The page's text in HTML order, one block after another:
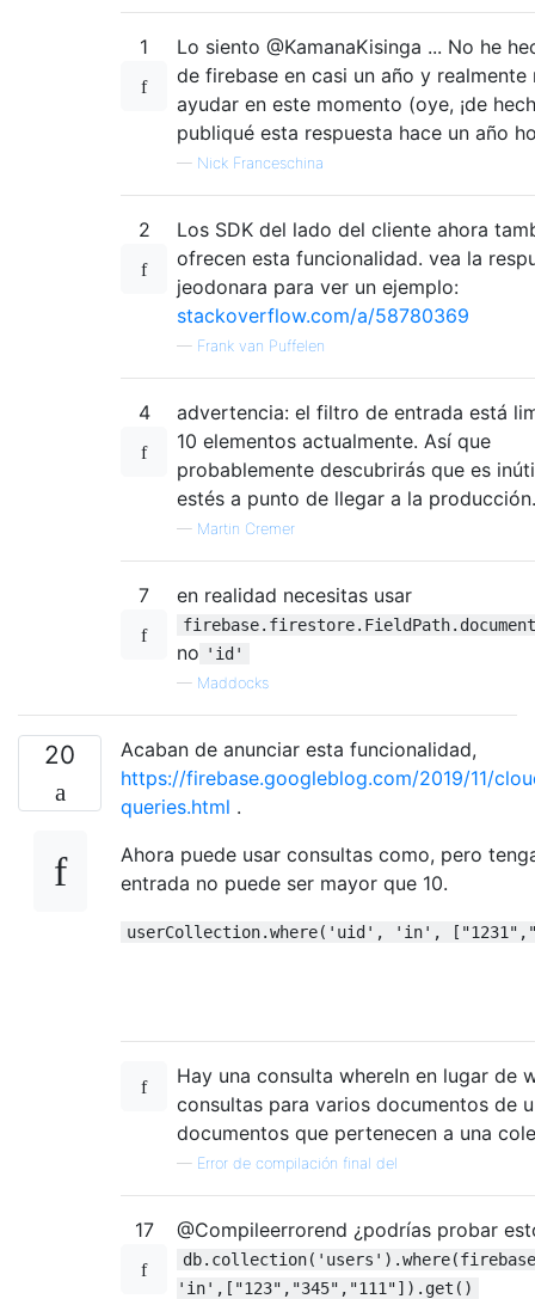
1
Lo siento @KamanaKisinga ... No he
de firebase en casi un año y realmente
ayudar en este momento (oye, ¡de
publiqué esta respuesta hace un año
— Nick Franceschina
2
Los SDK del lado del cliente ahora
ofrecen esta funcionalidad. vea la
jeodonara para ver un ejemplo:
stackoverflow.com/a/58780369
— Frank van Puffelen
4
advertencia: el filtro de entrada está
10 elementos actualmente. Así que
probablemente descubrirás que es
estés a punto de llegar a la producción.
— Martin Cremer
7 en realidad necesitas usar
no 'id'
— Maddocks
20
Acaban de anunciar esta funcionalidad,
https://firebase.googleblog.com/2019/11/
queries.html .
Ahora puede usar consultas como, pero
entrada no puede ser mayor que 10.
userCollection.where('uid', 'in',
Hay una consulta whereIn en lugar de
consultas para varios documentos de
documentos que pertenecen a una
— Error de compilación final del
17 @Compileerrorend ¿podrías probar
'in',["123","345","111"]).get()